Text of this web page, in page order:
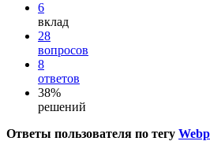
6
вклад
28
вопросов
8
ответов
38%
решений
Ответы пользователя по тегу